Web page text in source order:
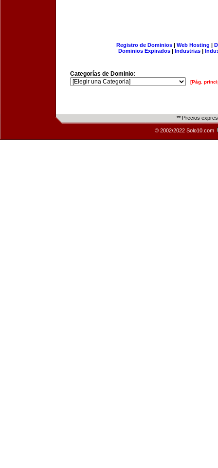
Registro de Dominios| Web Hosting |
Dominios Expirados | Industrias |
Categorías de Dominio:
[Pág.
** Precios
© 2002/2022 Solo10.com